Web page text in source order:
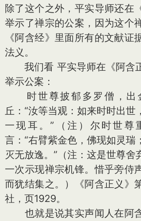
除了这个之外，平实导师还在
举示了禅宗的公案，因为这个
《阿含经》里面所有的文献证
法义。
我们看 平实导师在《阿含
举示公案：
时世尊披郁多罗僧，出
丘：“汝等当观：如来时时出世
一现耳。”（注）尔时世尊
言：“右臂紫金色，佛现如灵瑞
灭无放逸。”（注：这是世尊舍
一次示现禅宗机锋。惜乎旁侍
而犹结集之。）《阿含正义》
社，页1929。
也就是说其实声闻人在阿